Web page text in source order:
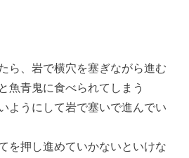
ら、岩で横穴を塞ぎながら進む
魚青鬼に食べられてしまう
ようにして岩で塞いで進んでい
を押し進めていかないといけな